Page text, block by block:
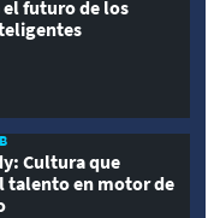
el futuro de los
Cultura que
talento en motor de